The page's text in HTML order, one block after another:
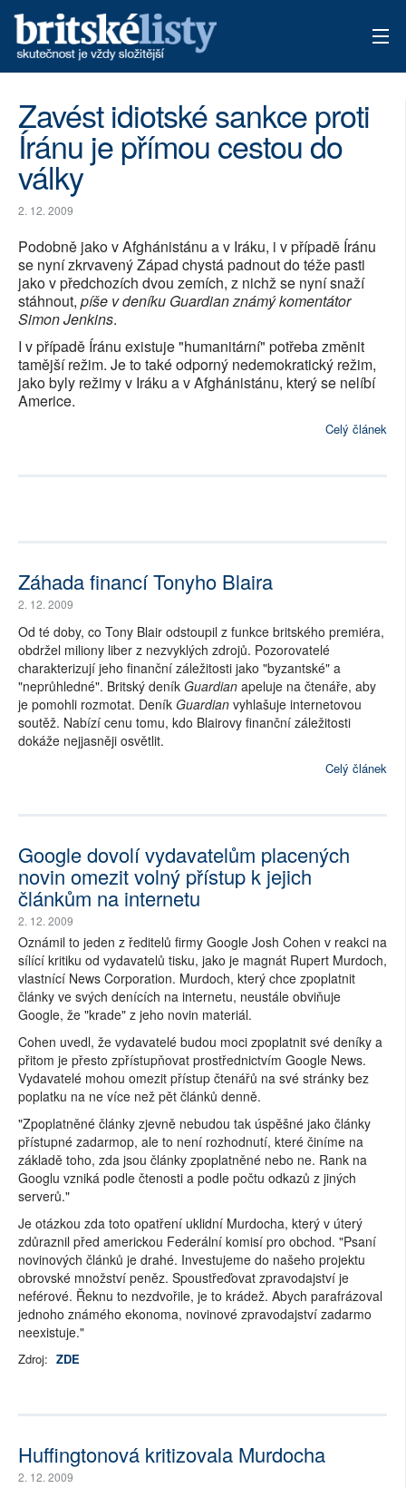
ARCHIV
TÉMATA
AUTOŘI
PŘÍSPĚVKY NA PROVOZ
Zavést idiotské sankce proti
Íránu je přímou cestou do
války
2. 12. 2009
Podobně jako v Afghánistánu a v Iráku, i v případě Íránu
se nyní zkrvavený Západ chystá padnout do téže pasti
jako v předchozích dvou zemích, z nichž se nyní snaží
stáhnout, píše v deníku Guardian známý komentátor
Simon Jenkins.
I v případě Íránu existuje "humanitární" potřeba změnit
tamější režim. Je to také odporný nedemokratický režim,
jako byly režimy v Iráku a v Afghánistánu, který se nelíbí
Americe.
Celý článek
Záhada financí Tonyho Blaira
2. 12. 2009
Od té doby, co Tony Blair odstoupil z funkce britského premiéra,
obdržel miliony liber z nezvyklých zdrojů. Pozorovatelé
charakterizují jeho finanční záležitosti jako "byzantské" a
"neprůhledné". Britský deník Guardian apeluje na čtenáře, aby
je pomohli rozmotat. Deník Guardian vyhlašuje internetovou
soutěž. Nabízí cenu tomu, kdo Blairovy finanční záležitosti
dokáže nejjasněji osvětlit.
Celý článek
Google dovolí vydavatelům placených
novin omezit volný přístup k jejich
článkům na internetu
2. 12. 2009
Oznámil to jeden z ředitelů firmy Google Josh Cohen v reakci na
sílící kritiku od vydavatelů tisku, jako je magnát Rupert Murdoch,
vlastnící News Corporation. Murdoch, který chce zpoplatnit
články ve svých denících na internetu, neustále obviňuje
Google, že "krade" z jeho novin materiál.
Cohen uvedl, že vydavatelé budou moci zpoplatnit své deníky a
přitom je přesto zpřístupňovat prostřednictvím Google News.
Vydavatelé mohou omezit přístup čtenářů na své stránky bez
poplatku na ne více než pět článků denně.
"Zpoplatněné články zjevně nebudou tak úspěšné jako články
přístupné zadarmop, ale to není rozhodnutí, které činíme na
základě toho, zda jsou články zpoplatněné nebo ne. Rank na
Googlu vzniká podle čtenosti a podle počtu odkazů z jiných
serverů."
Je otázkou zda toto opatření uklidní Murdocha, který v úterý
zdůraznil před americkou Federální komisí pro obchod. "Psaní
novinových článků je drahé. Investujeme do našeho projektu
obrovské množství peněz. Spoustřeďovat zpravodajství je
neférové. Řeknu to nezdvořile, je to krádež. Abych parafrázoval
jednoho známého ekonoma, novinové zpravodajství zadarmo
neexistuje."
Zdroj: ZDE
Huffingtonová kritizovala Murdocha
2. 12. 2009